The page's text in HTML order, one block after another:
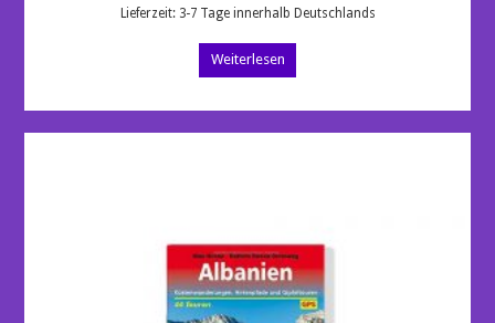
Lieferzeit: 3-7 Tage innerhalb Deutschlands
Weiterlesen